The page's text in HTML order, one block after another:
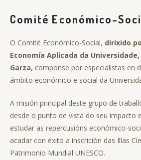
Comité Económico-
O Comité Económico-Social, dirixido
Economía Aplicada da
Garza, componse por especialistas en
ámbito económico e social da
A misión principal deste grupo de
desde o punto de vista do seu impacto
estudar as repercusións económico-
acadar con éxito a inscrición das Illas
Patrimonio Mundial UNESCO.